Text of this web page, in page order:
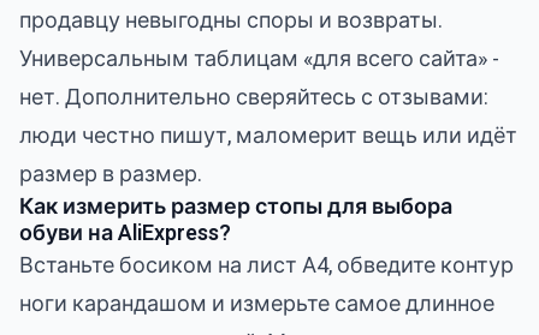
продавцу невыгодны споры и возвраты.
Универсальным таблицам «для всего сайта» -
нет. Дополнительно сверяйтесь с отзывами:
люди честно пишут, маломерит вещь или идёт
размер в размер.
Как измерить размер стопы для выбора
обуви на AliExpress?
Встаньте босиком на лист А4, обведите контур
ноги карандашом и измерьте самое длинное